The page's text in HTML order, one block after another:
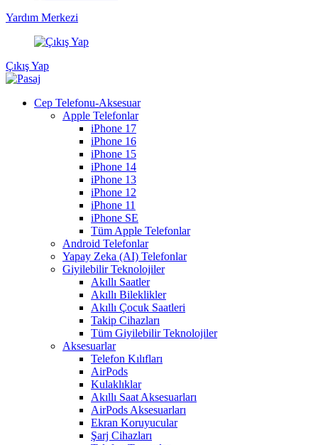
Yardım Merkezi
Çıkış Yap
Cep Telefonu-Aksesuar
Apple Telefonlar
iPhone 17
iPhone 16
iPhone 15
iPhone 14
iPhone 13
iPhone 12
iPhone 11
iPhone SE
Tüm Apple Telefonlar
Android Telefonlar
Yapay Zeka (AI) Telefonlar
Giyilebilir Teknolojiler
Akıllı Saatler
Akıllı Bileklikler
Akıllı Çocuk Saatleri
Takip Cihazları
Tüm Giyilebilir Teknolojiler
Aksesuarlar
Telefon Kılıfları
AirPods
Kulaklıklar
Akıllı Saat Aksesuarları
AirPods Aksesuarları
Ekran Koruyucular
Şarj Cihazları